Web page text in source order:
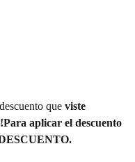
que viste
aplicar el descuento